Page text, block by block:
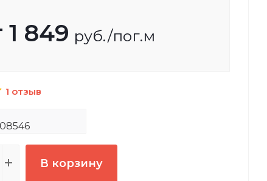
1 849 руб./пог.м
1 отзыв
В корзину